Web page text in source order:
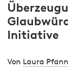
Initiative
Von Laura